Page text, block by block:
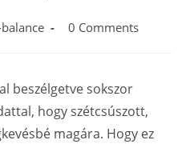
0 Comments
beszélgetve sokszor
hogy szétcsúszott,
magára. Hogy ez